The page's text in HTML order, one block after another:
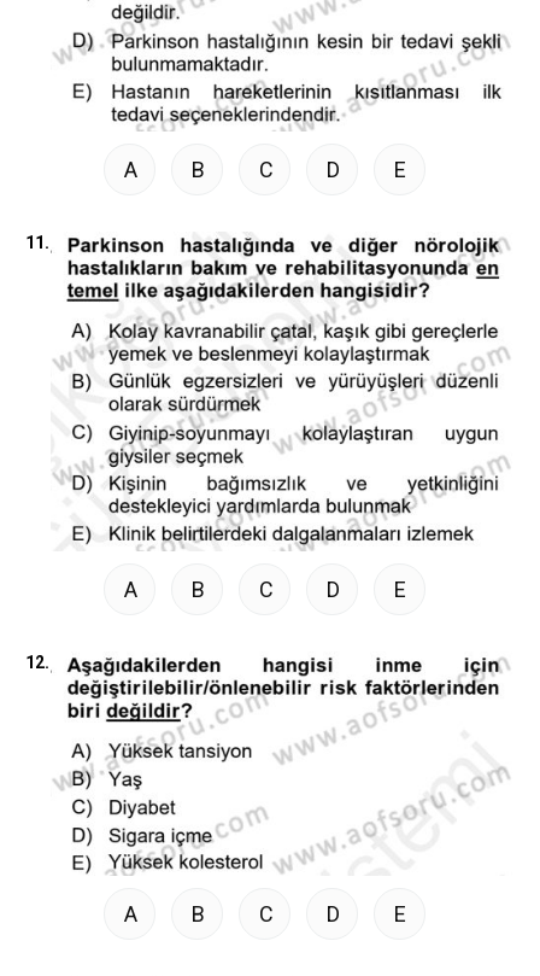
A B C D E
11.
A B C D E
12.
A B C D E